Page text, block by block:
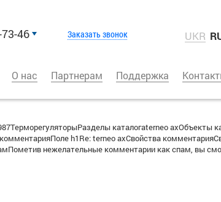
46 Заказать звонок UKR
О нас Партнерам Поддержка
каталогаterneo axОбъекты
h1Re: terneo axСвойства
нежелательные комментарии как спам, вы